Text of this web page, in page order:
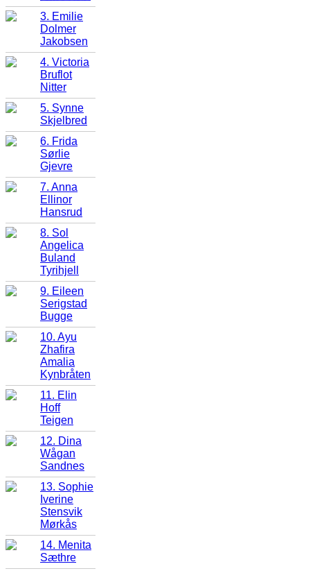
3. Emilie
Dolmer
Jakobsen
4. Victoria
Bruflot
Nitter
5. Synne
Skjelbred
6. Frida
Sørlie
Gjevre
7. Anna
Ellinor
Hansrud
8. Sol
Angelica
Buland
Tyrihjell
9. Eileen
Serigstad
Bugge
10. Ayu
Zhafira
Amalia
Kynbråten
11. Elin
Hoff
Teigen
12. Dina
Wågan
Sandnes
13. Sophie
Iverine
Stensvik
Mørkås
14. Menita
Sæthre